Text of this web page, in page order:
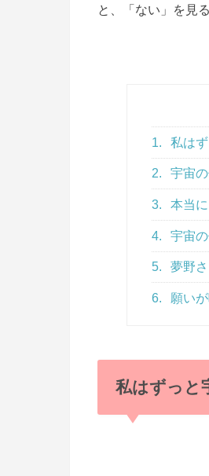
と、「ない」を見
1. 私は
2. 宇宙
3. 本当
4. 宇宙
5. 夢野
6. 願い
私はずっと